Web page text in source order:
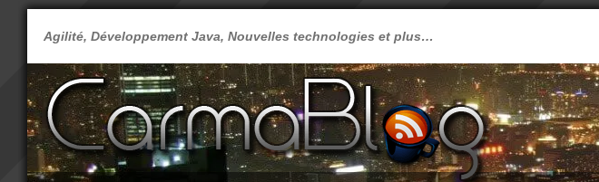
Agilité, Développement Java, Nouvelles technologies et plus…